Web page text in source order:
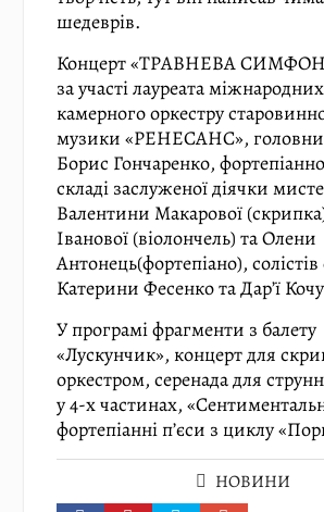
шедеврів.
Концерт «ТРАВНЕВА
за участі лауреата
камерного оркестру
музики «РЕНЕСАНС»,
Борис Гончаренко,
складі заслуженої діячки
Валентини Макарової
Іванової (віолончель) та Олени
Антонець(фортепіано), солістів
Катерини Фесенко та Дар’ї
У програмі фрагменти з балету
«Лускунчик», концерт для
оркестром, серенада для
у 4-х частинах,
фортепіанні п’єси з циклу
НОВИНИ